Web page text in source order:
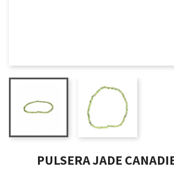
PULSERA JADE